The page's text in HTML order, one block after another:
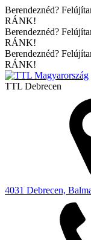
Berendeznéd?
RÁNK!
Berendeznéd?
RÁNK!
Berendeznéd?
RÁNK!
TTL Debrecen
4031 Debrecen,